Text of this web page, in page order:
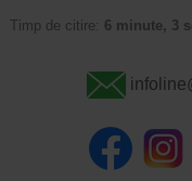
Timp de citire: 6 minute, 3